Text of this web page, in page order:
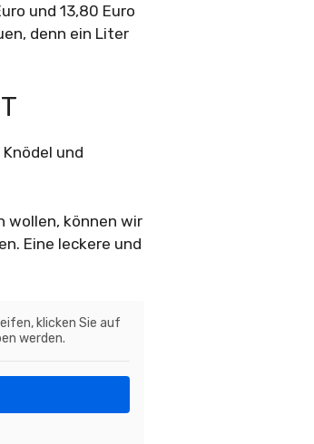
und 13,80 Euro
denn ein Liter
und
wollen, können wir
Eine leckere und
klicken Sie auf
werden.